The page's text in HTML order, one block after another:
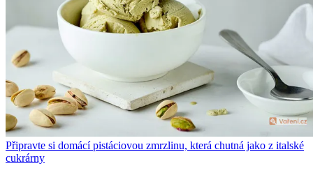
Připravte si domácí pistáciovou zmrzlinu, která chutná jako z italské
cukrárny